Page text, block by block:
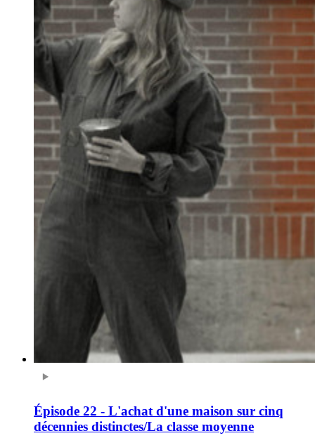
Épisode 22 - L'achat d'une maison sur cinq
décennies distinctes/La classe moyenne